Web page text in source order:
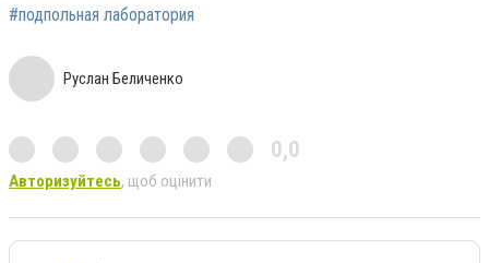
#подпольная лаборатория
Руслан Беличенко
0,0
Авторизуйтесь, щоб оцінити